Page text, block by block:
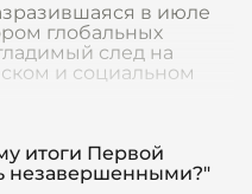
в июле
глобальных
след на
и социальном
итоги Первой
незавершенными?"